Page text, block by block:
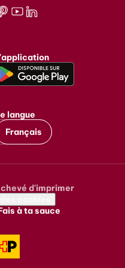
langue
Français
d'imprimer
à ta sauce